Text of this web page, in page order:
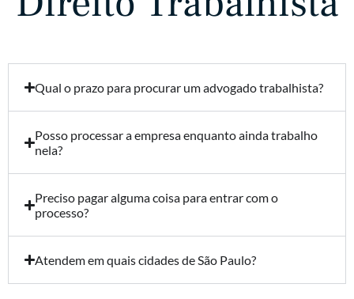
Qual o prazo para procurar um advogado trabalhista?
Posso processar a empresa enquanto ainda trabalho
nela?
Preciso pagar alguma coisa para entrar com o
processo?
Atendem em quais cidades de São Paulo?